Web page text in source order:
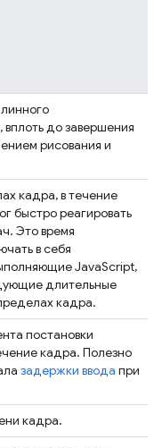
до завершения
рисования и
кадра, в течение
быстро реагировать
Это время
в себя
JavaScript,
длительные
кадра.
постановки
кадра. Полезно
задержки ввода при
кадра.